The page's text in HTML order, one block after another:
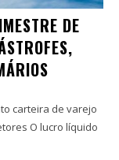
DE
carteira de varejo
líquido